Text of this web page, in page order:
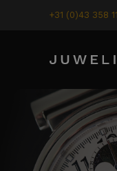
+31 (0)43 358